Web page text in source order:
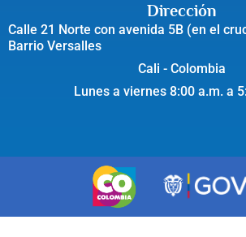
Dirección
Calle 21 Norte con avenida 5B (en el
Barrio Versalles
Cali - Colombia
Lunes a viernes 8:00 a.m. a